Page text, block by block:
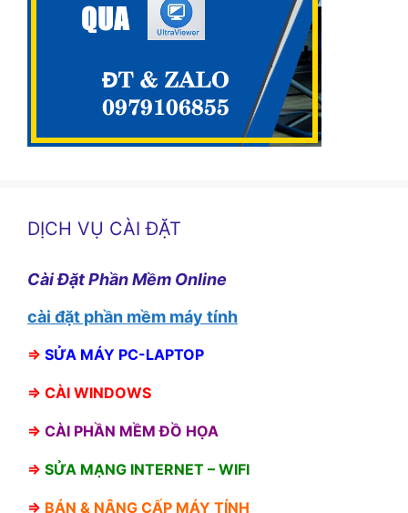
DỊCH VỤ CÀI ĐẶT
Cài Đặt Phần Mềm Online
cài đặt phần mềm máy tính
⇒ SỬA MÁY PC-LAPTOP
⇒ CÀI WINDOWS
⇒ CÀI PHẦN MỀM ĐỒ HỌA
⇒ SỬA MẠNG INTERNET – WIFI
⇒ BÁN & NÂNG CẤP MÁY TÍNH